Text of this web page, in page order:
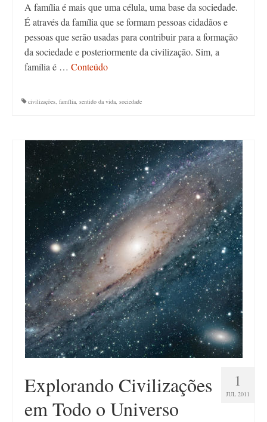
A família é mais que uma célula, uma base da sociedade.
É através da família que se formam pessoas cidadãos e
pessoas que serão usadas para contribuir para a formação
da sociedade e posteriormente da civilização. Sim, a
família é … Conteúdo
civilizações, família, sentido da vida, sociedade
1
JUL 2011
Explorando Civilizações
em Todo o Universo